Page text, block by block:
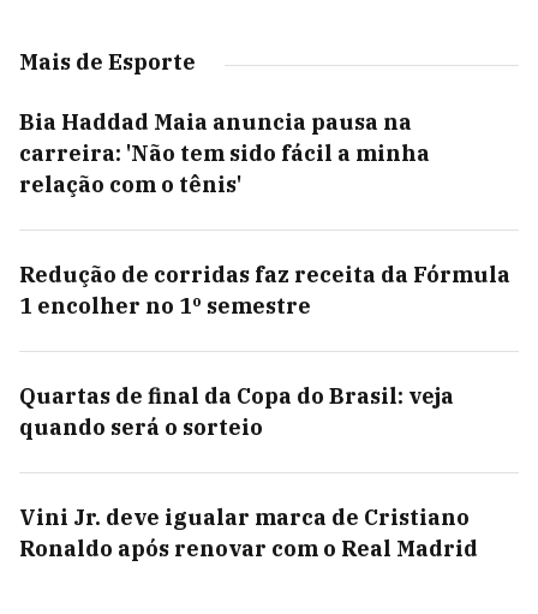
Mais de Esporte
Bia Haddad Maia anuncia pausa na
carreira: 'Não tem sido fácil a minha
relação com o tênis'
Redução de corridas faz receita da Fórmula
1 encolher no 1º semestre
Quartas de final da Copa do Brasil: veja
quando será o sorteio
Vini Jr. deve igualar marca de Cristiano
Ronaldo após renovar com o Real Madrid